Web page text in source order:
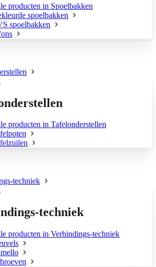
producten in Spoelbakken
spoelbakken
spoelbakken
producten in Tafelonderstellen
techniek
techniek
producten in Verbindings-techniek